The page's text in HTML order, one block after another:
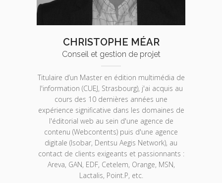
CHRISTOPHE MÉAR
Conseil et gestion de projet
Titulaire d’un Master en édition multimédia de
l'information (CUEJ, Strasbourg), j'ai acquis au
cours des 10 dernières années une
expérience significative dans les domaines de
l'éditorial web au sein d'une agence de
contenu (Webcontents) puis d'une agence
digitale (Isobar, Dentsu Aegis Network), au
contact de clients exigeants et passionnants :
Areva, GAN, EDF, Cetelem, Orange, MSN,
Lactalis, Point.P, etc.